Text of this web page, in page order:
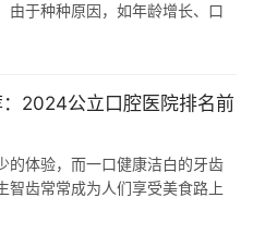
由于种种原因，如年龄增长、口
2024公立口腔医院排名前
的体验，而一口健康洁白的牙齿
智齿常常成为人们享受美食路上